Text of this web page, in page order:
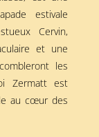
estivale
Cervin,
et une
les
Zermatt est
au cœur des